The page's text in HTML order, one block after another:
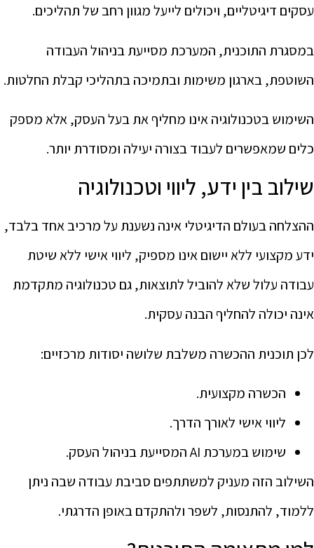
עסקים דיגיטליים, ויכולים לייעל מגוון רחב של תהליכים.
במסגרת התוכנית, המערכת מסייעת בניהול העבודה
השוטפת, בארגון משימות ובתמיכה בתהליכי קבלת החלטות.
השימוש בטכנולוגיה אינו מחליף את בעל העסק, אלא מספק
כלים שמאפשרים לעבוד בצורה יעילה ומסודרת יותר.
שילוב בין ידע, ליווי וטכנולוגיה
ההצלחה בעולם הדיגיטלי אינה נשענת על מרכיב אחד בלבד,
ידע מקצועי ללא יישום אינו מספיק, ליווי אישי ללא שיטת
עבודה עלול שלא להוביל לתוצאות, גם טכנולוגיה מתקדמת
אינה יכולה להחליף הבנה עסקית.
לכן תוכנית ההכשרה משלבת שלושה יסודות מרכזיים:
הכשרה מקצועית.
ליווי אישי לאורך הדרך.
שימוש במערכת AI המסייעת בניהול העסק.
השילוב הזה מעניק למשתתפים סביבת עבודה שבה ניתן
ללמוד, להתנסות, לשפר ולהתקדם באופן הדרגתי.